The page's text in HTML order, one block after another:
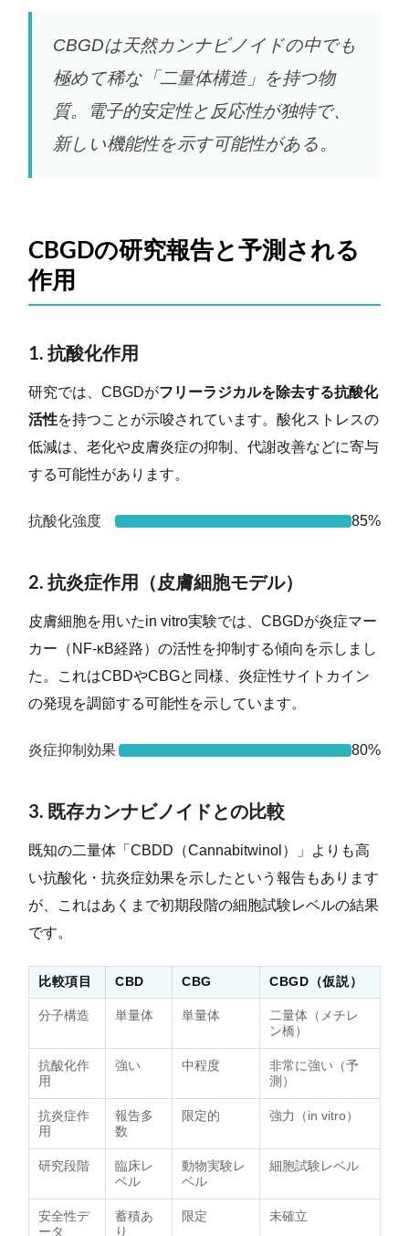
CBGDは天然カンナビノイドの中でも
極めて稀な「二量体構造」を持つ物
質。電子的安定性と反応性が独特で、
新しい機能性を示す可能性がある。
CBGDの研究報告と予測される
作用
1. 抗酸化作用
研究では、CBGDがフリーラジカルを除去する抗酸化
活性を持つことが示唆されています。酸化ストレスの
低減は、老化や皮膚炎症の抑制、代謝改善などに寄与
する可能性があります。
抗酸化強度 85%
2. 抗炎症作用（皮膚細胞モデル）
皮膚細胞を用いたin vitro実験では、CBGDが炎症マー
カー（NF-κB経路）の活性を抑制する傾向を示しまし
た。これはCBDやCBGと同様、炎症性サイトカイン
の発現を調節する可能性を示しています。
炎症抑制効果 80%
3. 既存カンナビノイドとの比較
既知の二量体「CBDD（Cannabitwinol）」よりも高
い抗酸化・抗炎症効果を示したという報告もあります
が、これはあくまで初期段階の細胞試験レベルの結果
です。
比較項目 CBD CBG CBGD（仮説）
分子構造 単量体 単量体
二量体（メチレ
ン橋）
抗酸化作
用
強い 中程度
非常に強い（予
測）
抗炎症作
用
報告多
数
限定的 強力（in vitro）
研究段階
臨床レ
ベル
動物実験レ
ベル
細胞試験レベル
安全性デ
ータ
蓄積あ
り
限定 未確立